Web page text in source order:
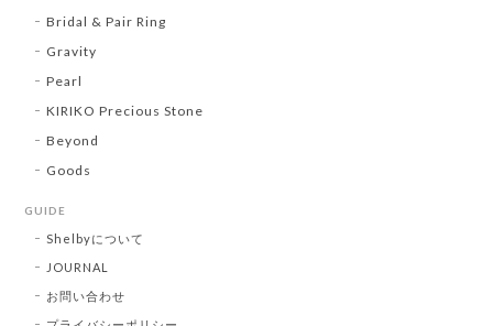
Bridal & Pair Ring
Gravity
Pearl
KIRIKO Precious Stone
Beyond
Goods
GUIDE
Shelbyについて
JOURNAL
お問い合わせ